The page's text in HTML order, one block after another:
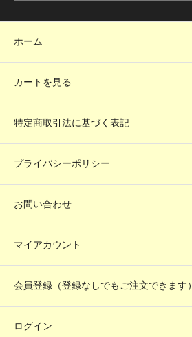
ホーム
カートを見る
特定商取引法に基づく表記
プライバシーポリシー
お問い合わせ
マイアカウント
会員登録（登録なしでもご注文できます）
ログイン